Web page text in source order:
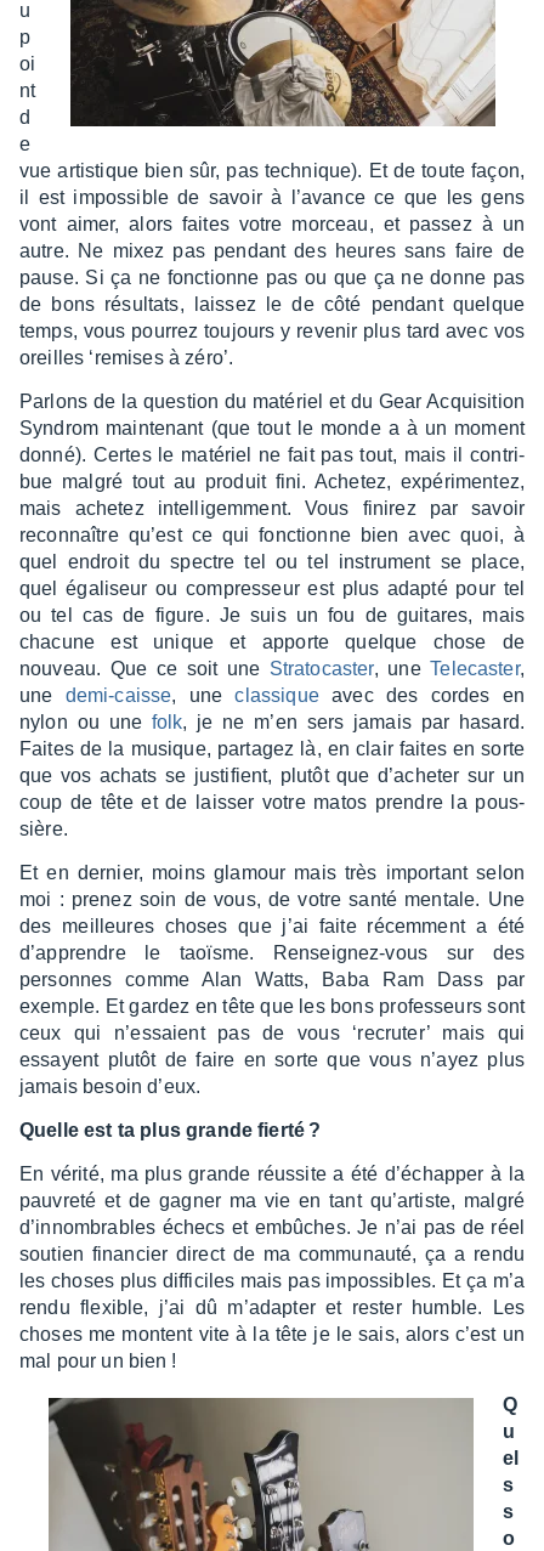
u
p
oi
nt
d
e
vue artis­tique bien sûr, pas tech­nique). Et de toute façon,
il est impos­sible de savoir à l’avance ce que les gens
vont aimer, alors faites votre morceau, et passez à un
autre. Ne mixez pas pendant des heures sans faire de
pause. Si ça ne fonc­tionne pas ou que ça ne donne pas
de bons résul­tats, lais­sez le de côté pendant quelque
temps, vous pour­rez toujours y reve­nir plus tard avec vos
oreilles ‘remises à zéro’.
Parlons de la ques­tion du maté­riel et du Gear Acqui­si­tion
Syndrom main­te­nant (que tout le monde a à un moment
donné). Certes le maté­riel ne fait pas tout, mais il contri­
bue malgré tout au produit fini. Ache­tez, expé­ri­men­tez,
mais ache­tez intel­li­gem­ment. Vous fini­rez par savoir
recon­naître qu’est ce qui fonc­tionne bien avec quoi, à
quel endroit du spectre tel ou tel instru­ment se place,
quel égali­seur ou compres­seur est plus adapté pour tel
ou tel cas de figure. Je suis un fou de guitares, mais
chacune est unique et apporte quelque chose de
nouveau. Que ce soit une Stra­to­cas­ter, uneTele­cas­ter,
une demi-caisse, uneclas­siqueavec des cordes en
nylon ou une folk, je ne m’en sers jamais par hasard.
Faites de la musique, parta­gez là, en clair faites en sorte
que vos achats se justi­fient, plutôt que d’ache­ter sur un
coup de tête et de lais­ser votre matos prendre la pous­
sière.
Et en dernier, moins glamour mais très impor­tant selon
moi : prenez soin de vous, de votre santé mentale. Une
des meilleures choses que j’ai faite récem­ment a été
d’ap­prendre le taoïsme. Rensei­gnez-vous sur des
personnes comme Alan Watts, Baba Ram Dass par
exemple. Et gardez en tête que les bons profes­seurs sont
ceux qui n’es­saient pas de vous ‘recru­ter’ mais qui
essayent plutôt de faire en sorte que vous n’ayez plus
jamais besoin d’eux.
Quelle est ta plus grande fierté ?
En vérité, ma plus grande réus­site a été d’échap­per à la
pauvreté et de gagner ma vie en tant qu’ar­tiste, malgré
d’in­nom­brables échecs et embûches. Je n’ai pas de réel
soutien finan­cier direct de ma commu­nauté, ça a rendu
les choses plus diffi­ciles mais pas impos­sibles. Et ça m’a
rendu flexible, j’ai dû m’adap­ter et rester humble. Les
choses me montent vite à la tête je le sais, alors c’est un
mal pour un bien !
Q
u
el
s
s
o